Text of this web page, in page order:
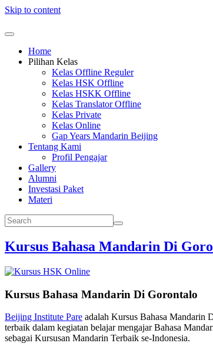
Skip to content
Home
Pilihan Kelas
Kelas Offline Reguler
Kelas HSK Offline
Kelas HSKK Offline
Kelas Translator Offline
Kelas Private
Kelas Online
Gap Years Mandarin Beijing
Tentang Kami
Profil Pengajar
Gallery
Alumni
Investasi Paket
Materi
Kursus Bahasa Mandarin Di
Kursus Bahasa Mandarin Di Gorontalo
Beijing Institute Pare adalah Kursus Bahasa Mandarin
terbaik dalam kegiatan belajar mengajar Bahasa
sebagai Kursusan Mandarin Terbaik se-Indonesia.